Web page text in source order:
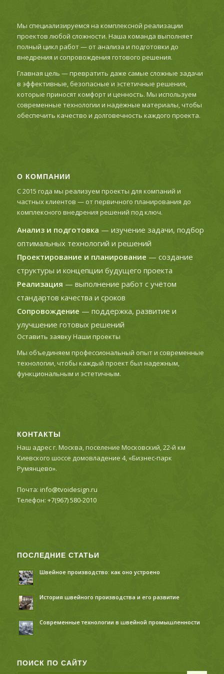
Мы специализируемся на комплексной реализации
проектов любой сложности. Наша команда выполняет
полный цикл работ — от анализа и подготовки до
внедрения и сопровождения готового решения.
Главная цель — превратить даже самые сложные задачи
в эффективные, безопасные и эстетичные решения,
которые приносят комфорт и ценность. Мы используем
современные технологии и надежные материалы, чтобы
обеспечить качество и долговечность каждого проекта.
О КОМПАНИИ
С 2015 года мы реализуем проекты для компаний и
частных клиентов — от первичного планирования до
комплексного внедрения решений под ключ.
Анализ и подготовка — изучение задачи, подбор
оптимальных технологий и решений
Проектирование и планирование — создание
структуры и концепции будущего проекта
Реализация — выполнение работ с учётом
стандартов качества и сроков
Сопровождение — поддержка, развитие и
улучшение готовых решений
Оставить заявкуНаши проекты
Мы объединяем профессиональный опыт и современные
технологии, чтобы каждый проект был надежным,
функциональным и эстетичным.
КОНТАКТЫ
Наш адрес г. Москва, поселение Московский, 22-й км
Киевского шоссе домовладение 4, «Бизнес-парк
Румянцево».
Почта: info@tvoidesign.ru
Телефон: +7(967) 580-2010
ПОСЛЕДНИЕ СТАТЬИ
Швейное производство: как оно устроено
История швейного производства и его развитие
Современные технологии в швейной промышленности
ПОИСК ПО САЙТУ